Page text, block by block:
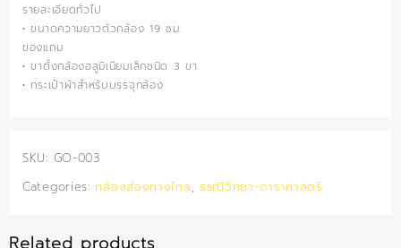
รายละเอียดทั่วไป
• ขนาดความยาวตัวกล้อง 19 ซม.
ของแถม
• ขาตั้งกล้องอลูมิเนียมเล็กชนิด 3 ขา
• กระเป๋าผ้าสำหรับบรรจุกล้อง
SKU: GO-003
Categories:กล้องส่องทางไกล, ธรณีวิทยา-ดาราศาสตร์